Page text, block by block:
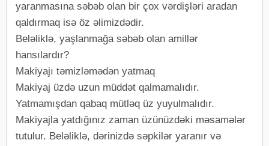
yaranmasına səbəb olan bir çox vərdişləri aradan
qaldırmaq isə öz əlimizdədir.
Beləliklə, yaşlanmağa səbəb olan amillər
hansılardır?
Makiyajı təmizləmədən yatmaq
Makiyaj üzdə uzun müddət qalmamalıdır.
Yatmamışdan qabaq mütləq üz yuyulmalıdır.
Makiyajla yatdığınız zaman üzünüzdəki məsamələr
tutulur. Beləliklə, dərinizdə səpkilər yaranır və